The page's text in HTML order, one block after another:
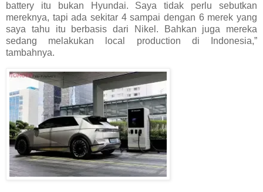
battery itu bukan Hyundai. Saya tidak perlu sebutkan
mereknya, tapi ada sekitar 4 sampai dengan 6 merek yang
saya tahu itu berbasis dari Nikel. Bahkan juga mereka
sedang melakukan local production di Indonesia,”
tambahnya.